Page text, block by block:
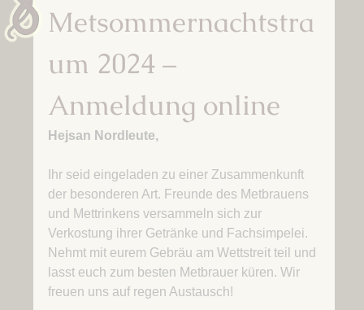
Metsommernachtstra
um 2024 –
Anmeldung online
Hejsan Nordleute,
Ihr seid eingeladen zu einer Zusammenkunft
der besonderen Art. Freunde des Metbrauens
und Mettrinkens versammeln sich zur
Verkostung ihrer Getränke und Fachsimpelei.
Nehmt mit eurem Gebräu am Wettstreit teil und
lasst euch zum besten Metbrauer küren. Wir
freuen uns auf regen Austausch!